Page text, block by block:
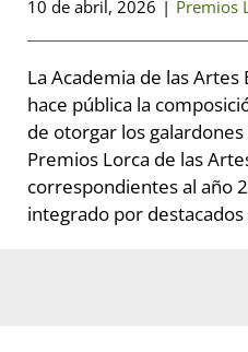
10 de abril, 2026 | Premios
La Academia de las Artes
hace pública la
de otorgar los
Premios Lorca de las
correspondientes al año
integrado por